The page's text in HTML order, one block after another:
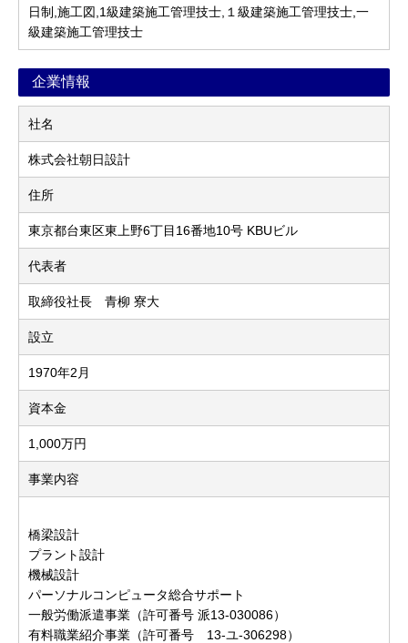
日制,施工図,1級建築施工管理技士,１級建築施工管理技士,一
級建築施工管理技士
企業情報
社名
株式会社朝日設計
住所
東京都台東区東上野6丁目16番地10号 KBUビル
代表者
取締役社長 青柳 寮大
設立
1970年2月
資本金
1,000万円
事業内容
橋梁設計
プラント設計
機械設計
パーソナルコンピュータ総合サポート
一般労働派遣事業（許可番号 派13-030086）
有料職業紹介事業（許可番号 13-ユ-306298）